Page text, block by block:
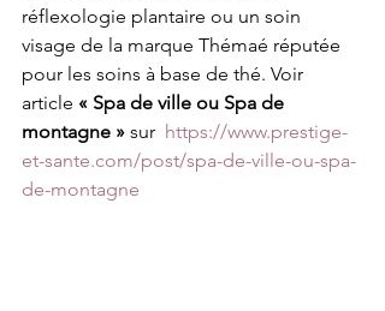
réflexologie plantaire ou un soin
visage de la marque Thémaé réputée
pour les soins à base de thé. Voir
article « Spa de ville ou Spa de
montagne » sur https://www.prestige-
et-sante.com/post/spa-de-ville-ou-spa-
de-montagne